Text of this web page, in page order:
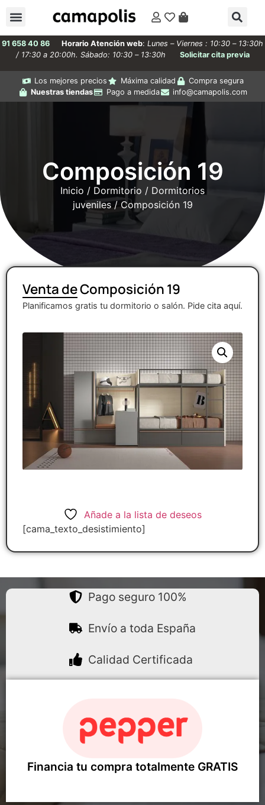
91 658 40 86 Horario Atención web: Lunes – Viernes : 10:30 – 13:30h
/ 17:30 a 20:00h. Sábado: 10:30 – 13:30h
Solicitar cita previa
Los mejores precios Máxima calidad
Compra segura
Nuestras tiendas
Pago a medida info@camapolis.com
Composición 19
Inicio / Dormitorio / Dormitorios
juveniles/ Composición 19
Venta de Composición 19
Planificamos gratis tu dormitorio o salón. Pide cita aquí.
Añade a la lista de deseos
[cama_texto_desistimiento]
Pago seguro 100%
Envío a toda España
Calidad Certificada
Financia tu compra totalmente GRATIS